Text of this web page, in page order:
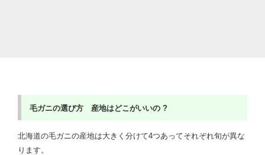
毛ガニの選び方 産地はどこがいいの ?
北海道の毛ガニの産地は大きく分けて4つあってそれぞれ旬が異な
ります。